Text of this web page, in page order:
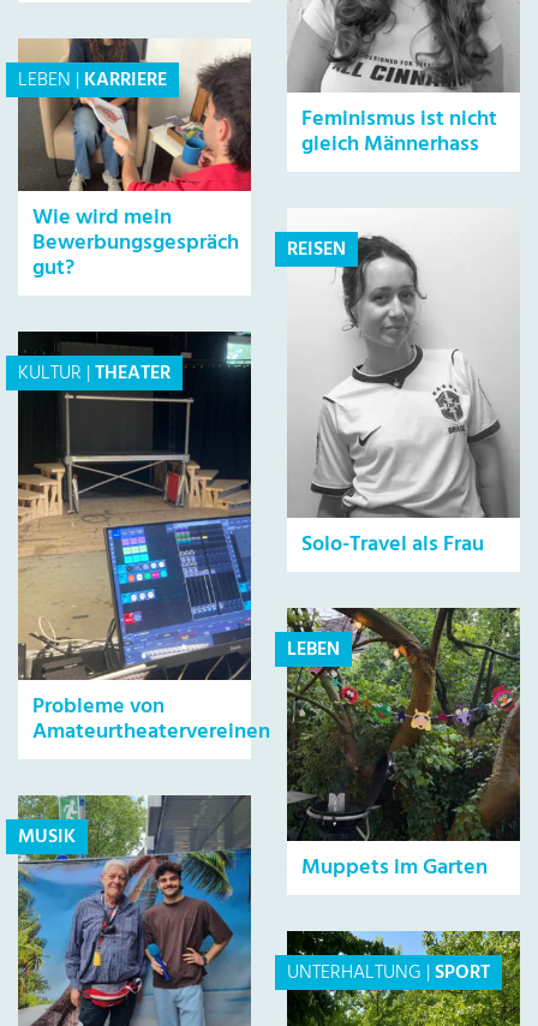
LEBEN |KARRIERE
Wie wird mein
Bewerbungsgespräch
gut?
KULTUR |THEATER
Probleme von
Amateurtheatervereinen
MUSIK
Feminismus ist nicht
gleich Männerhass
REISEN
Solo-Travel als Frau
LEBEN
Muppets im Garten
UNTERHALTUNG |SPORT